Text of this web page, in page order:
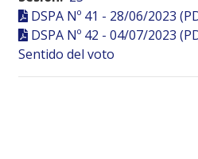
DSPA Nº 41 - 28/06/2023
DSPA Nº 42 - 04/07/2023
Sentido del voto